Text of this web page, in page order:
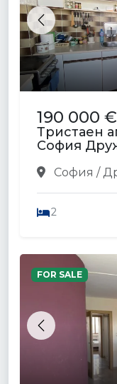
Previous
190 000 €
Тристаен
София
София /
2
Previous
FOR SALE